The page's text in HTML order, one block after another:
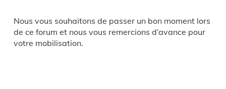
Nous vous souhaitons de passer un bon moment lors
de ce forum et nous vous remercions d’avance pour
votre mobilisation.